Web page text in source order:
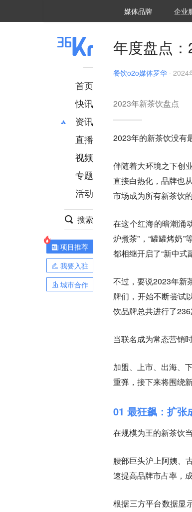
媒体品牌 36Kr研
企业
首页
快讯
资讯
推荐
财经
项目推荐
安徽
直播
视频
专题
活动
搜索
项目推荐
我要入驻
城市合作
年度盘点：
餐饮o2o媒体罗华 · 2024
2023年新茶饮盘点
2023年的新茶饮没有
伴随着大环境之下创
直接白热化，品牌也
市场成为所有新茶饮的
在这个红海的暗潮涌
炉煮茶”，“罐罐烤奶
都相继开启了“新中式
不过，要说2023年新
牌们，开始不断尝试
饮品牌总共进行了236
当联名成为常态营销
加盟、上市、出海、
重弹，接下来将围绕
01 最狂飙：扩张
在规模为王的新茶饮
腰部巨头沪上阿姨、
速提高品牌市占率，
根据三方平台数据显